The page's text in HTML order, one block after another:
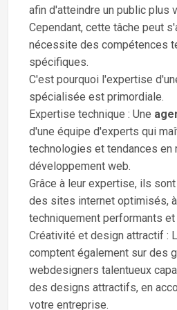
afin d'atteindre un public plus
Cependant, cette tâche peut
nécessite des compétences
spécifiques.
C'est pourquoi l'expertise
spécialisée est primordiale.
Expertise technique : Une
d'une équipe d'experts qui
technologies et tendances en
développement web.
Grâce à leur expertise, ils
des sites internet optimisés,
techniquement performants
Créativité et design attractif :
comptent également sur des
webdesigners talentueux
des designs attractifs, en
votre entreprise.